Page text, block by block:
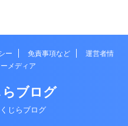
ー 免責事項など
運営者情
メディア
ブログ
じらブログ